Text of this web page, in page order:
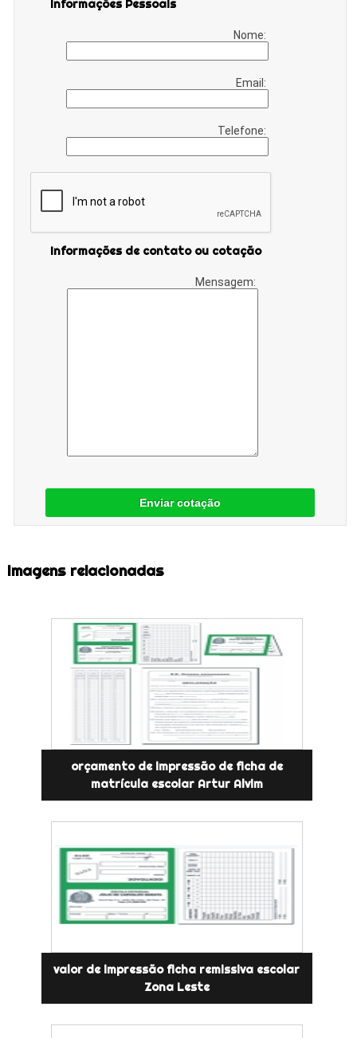
Informações Pessoais
Nome:
Email:
Telefone:
Informações de contato ou cotação
Mensagem:
Enviar cotação
Imagens relacionadas
orçamento de impressão de ficha de
matrícula escolar Artur Alvim
valor de impressão ficha remissiva escolar
Zona Leste